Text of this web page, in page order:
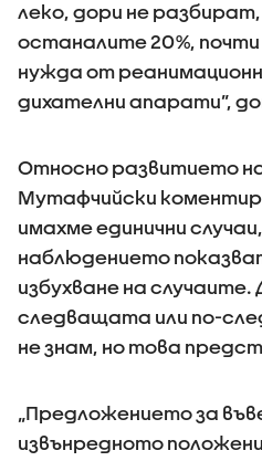
леко, дори не разбират,
останалите 20%,
нужда от
дихателни апарати”,
Относно развитието
Мутафчийски
имахме единични
наблюдението
избухване на
следващата или по-
не знам, но това
„Предложението за
извънредното